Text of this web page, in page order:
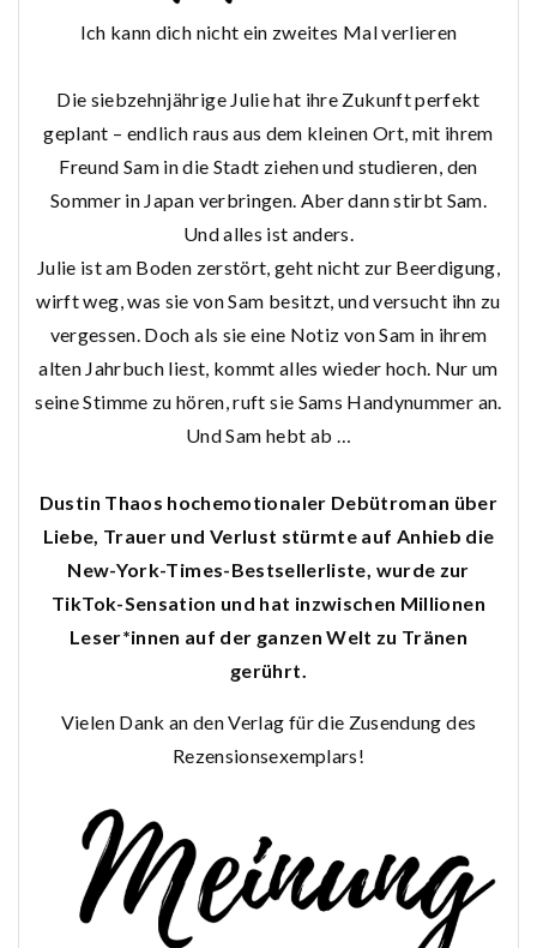
Ich kann dich nicht ein zweites Mal verlieren
Die siebzehnjährige Julie hat ihre Zukunft perfekt
geplant – endlich raus aus dem kleinen Ort, mit ihrem
Freund Sam in die Stadt ziehen und studieren, den
Sommer in Japan verbringen. Aber dann stirbt Sam.
Und alles ist anders.
Julie ist am Boden zerstört, geht nicht zur Beerdigung,
wirft weg, was sie von Sam besitzt, und versucht ihn zu
vergessen. Doch als sie eine Notiz von Sam in ihrem
alten Jahrbuch liest, kommt alles wieder hoch. Nur um
seine Stimme zu hören, ruft sie Sams Handynummer an.
Und Sam hebt ab …
Dustin Thaos hochemotionaler Debütroman über
Liebe, Trauer und Verlust stürmte auf Anhieb die
New-York-Times-Bestsellerliste, wurde zur
TikTok-Sensation und hat inzwischen Millionen
Leser*innen auf der ganzen Welt zu Tränen
gerührt.
Vielen Dank an den Verlag für die Zusendung des
Rezensionsexemplars!